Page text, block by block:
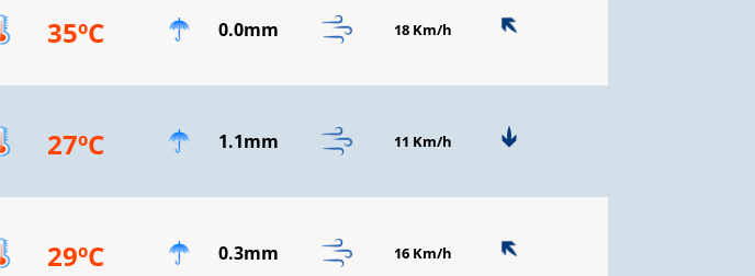
35ºC 0.0mm 18 Km/h
27ºC 1.1mm 11 Km/h
29ºC 0.3mm 16 Km/h